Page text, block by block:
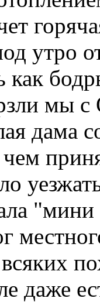
утро
как
мы с
дама
даже